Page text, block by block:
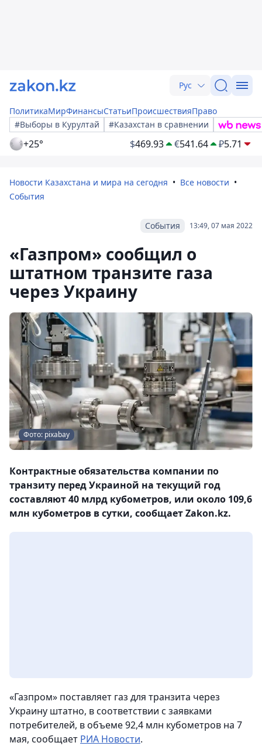
Рус
ПолитикаМирФинансыСтатьиПроисшествияПраво
#Выборы в Курултай
#Казахстан в сравнении
+25° $469.93 €541.64 ₽5.71
Новости Казахстана и мира на сегодня
Все новости
События
13:49, 07 мая 2022
События
«Газпром» сообщил о
штатном транзите газа
через Украину
Фото: pixabay
Контрактные обязательства компании по
транзиту перед Украиной на текущий год
составляют 40 млрд кубометров, или около 109,6
млн кубометров в сутки, сообщает Zakon.kz.
«Газпром» поставляет газ для транзита через
Украину штатно, в соответствии с заявками
потребителей, в объеме 92,4 млн кубометров на 7
мая, сообщает РИА Новости.